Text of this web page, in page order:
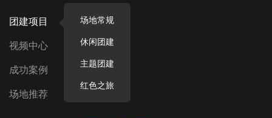
团建项目 场地常规
休闲团建
主题团建
红色之旅
视频中心
成功案例
场地推荐